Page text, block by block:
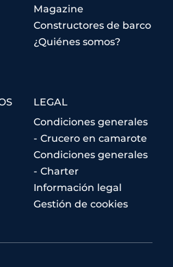
Magazine
Constructores de barco
¿Quiénes somos?
LEGAL
Condiciones generales
- Crucero en camarote
Condiciones generales
- Charter
Información legal
Gestión de cookies